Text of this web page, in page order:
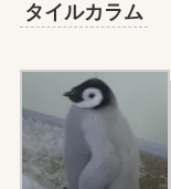
タイルカラム